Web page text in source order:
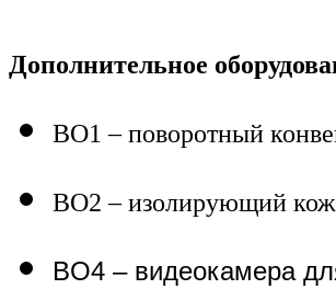
Дополнительное
BO1 – поворотный
BO2 – изолирующий
BO4 – видеокамера